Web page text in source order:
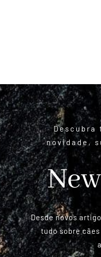
Descubra
novidade,
Desde novos
tudo sobre